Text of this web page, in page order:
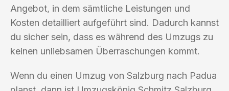
Angebot, in dem sämtliche Leistungen und
Kosten detailliert aufgeführt sind. Dadurch kannst
du sicher sein, dass es während des Umzugs zu
keinen unliebsamen Überraschungen kommt.
Wenn du einen Umzug von Salzburg nach Padua